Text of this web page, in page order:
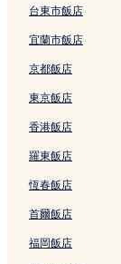
w
R
e
s
o
r
的
結
台東市飯店
宜蘭市飯店
京都飯店
東京飯店
香港飯店
羅東飯店
恆春飯店
首爾飯店
福岡飯店